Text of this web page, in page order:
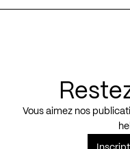
Vous aimez nos